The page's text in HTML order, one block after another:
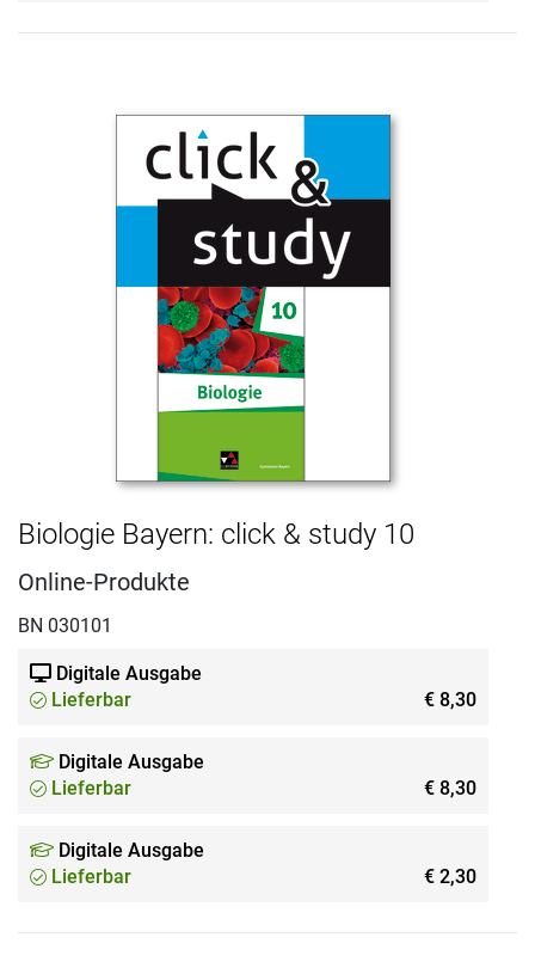
Biologie Bayern: click & study 10
Online-Produkte
BN 030101
Digitale Ausgabe
Lieferbar
€ 8,30
Digitale Ausgabe
Lieferbar
€ 8,30
Digitale Ausgabe
Lieferbar
€ 2,30